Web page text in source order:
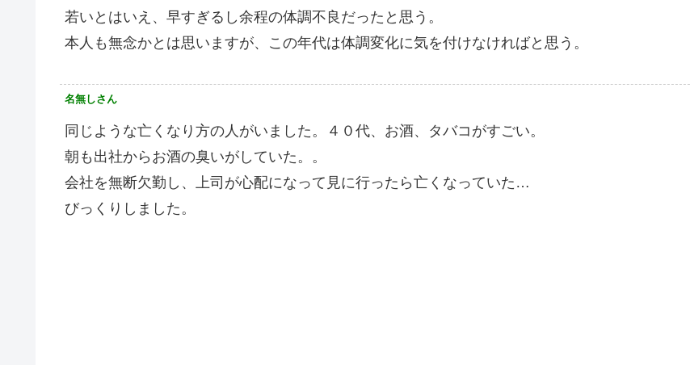
若いとはいえ、早すぎるし余程の体調不良だったと思う。
本人も無念かとは思いますが、この年代は体調変化に気を付けなければと思う。
名無しさん
同じような亡くなり方の人がいました。４０代、お酒、タバコがすごい。
朝も出社からお酒の臭いがしていた。。
会社を無断欠勤し、上司が心配になって見に行ったら亡くなっていた…
びっくりしました。